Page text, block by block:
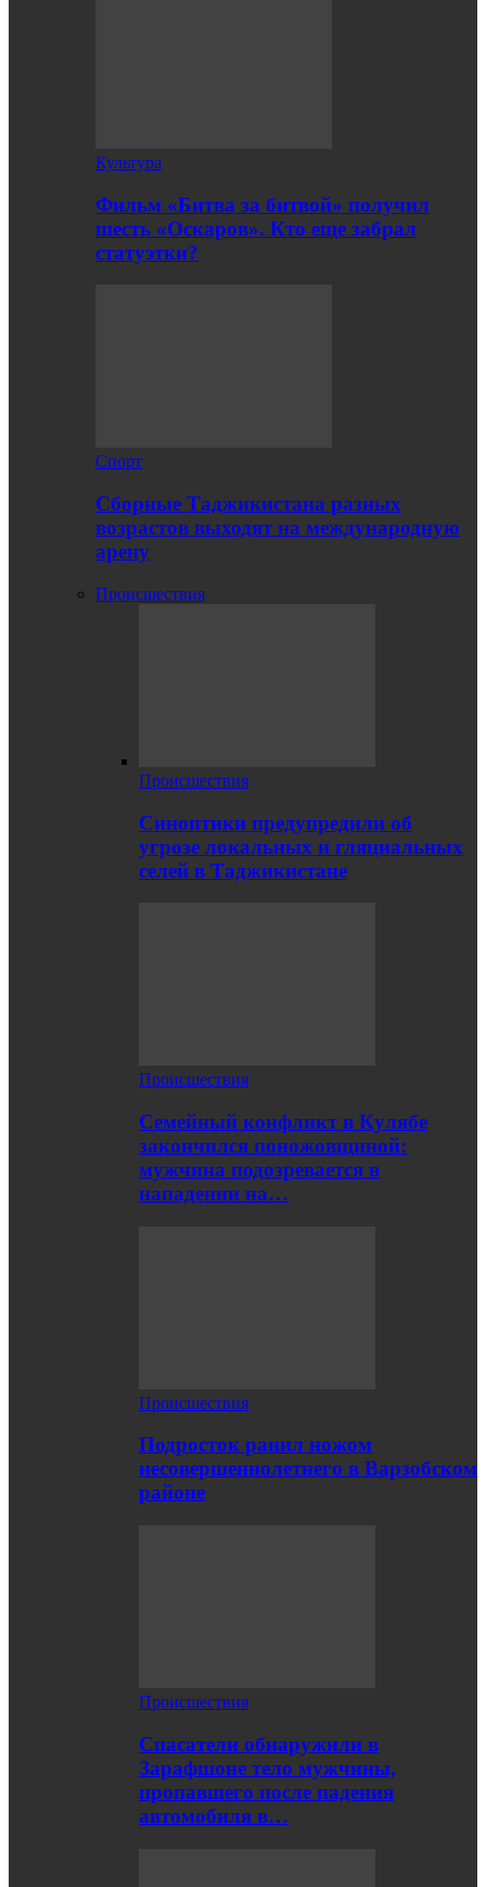
Культура
Фильм «Битва за битвой» получил
шесть «Оскаров». Кто еще забрал
статуэтки?
Спорт
Сборные Таджикистана разных
возрастов выходят на международную
арену
Происшествия
Происшествия
Синоптики предупредили об
угрозе локальных и гляциальных
селей в Таджикистане
Происшествия
Семейный конфликт в Кулябе
закончился поножовщиной:
мужчина подозревается в
нападении на…
Происшествия
Подросток ранил ножом
несовершеннолетнего в Варзобском
районе
Происшествия
Спасатели обнаружили в
Зарафшоне тело мужчины,
пропавшего после падения
автомобиля в…